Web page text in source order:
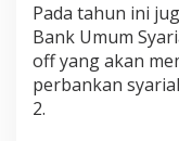
Pada tahun ini
Bank Umum
off yang akan
perbankan
2.